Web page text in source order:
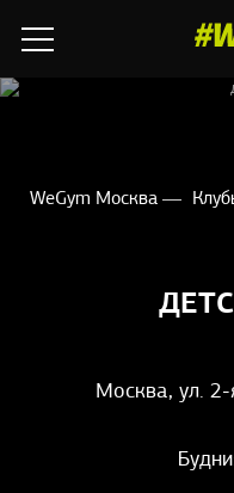
WeGym Москва
Москва, ул. 2-